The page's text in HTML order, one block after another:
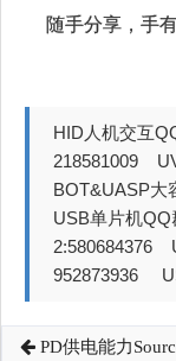
随手分享，手
HID人机交互
218581009
BOT&UASP
USB单片机
2:580684376
952873936
PD供电能力